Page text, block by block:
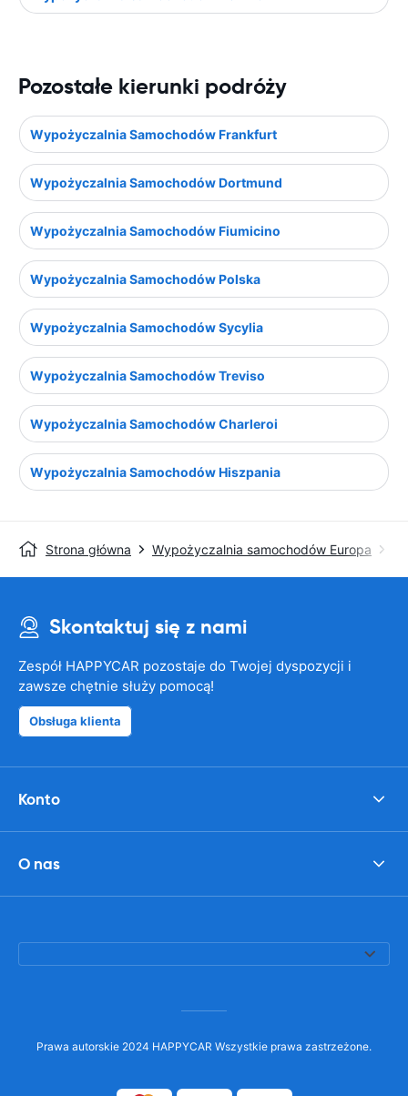
Pozostałe kierunki podróży
Wypożyczalnia Samochodów Frankfurt
Wypożyczalnia Samochodów Dortmund
Wypożyczalnia Samochodów Fiumicino
Wypożyczalnia Samochodów Polska
Wypożyczalnia Samochodów Sycylia
Wypożyczalnia Samochodów Treviso
Wypożyczalnia Samochodów Charleroi
Wypożyczalnia Samochodów Hiszpania
Strona główna Wypożyczalnia samochodów Europa
Skontaktuj się z nami
Zespół HAPPYCAR pozostaje do Twojej dyspozycji i
zawsze chętnie służy pomocą!
Obsługa klienta
Konto
O nas
Prawa autorskie 2024 HAPPYCAR Wszystkie prawa zastrzeżone.